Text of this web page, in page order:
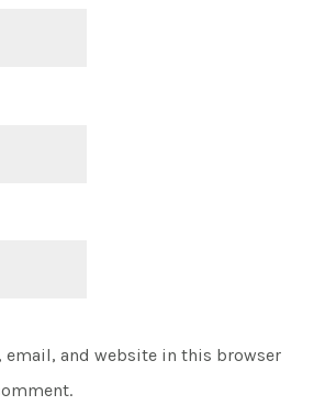
email, and website in this browser